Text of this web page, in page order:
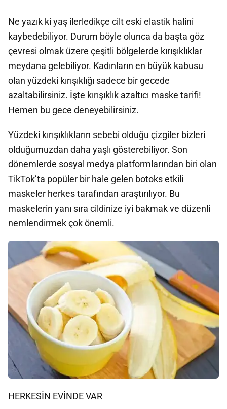
Ne yazık ki yaş ilerledikçe cilt eski elastik halini
kaybedebiliyor. Durum böyle olunca da başta göz
çevresi olmak üzere çeşitli bölgelerde kırışıklıklar
meydana gelebiliyor. Kadınların en büyük kabusu
olan yüzdeki kırışıklığı sadece bir gecede
azaltabilirsiniz. İşte kırışıklık azaltıcı maske tarifi!
Hemen bu gece deneyebilirsiniz.
Yüzdeki kırışıklıkların sebebi olduğu çizgiler bizleri
olduğumuzdan daha yaşlı gösterebiliyor. Son
dönemlerde sosyal medya platformlarından biri olan
TikTok’ta popüler bir hale gelen botoks etkili
maskeler herkes tarafından araştırılıyor. Bu
maskelerin yanı sıra cildinize iyi bakmak ve düzenli
nemlendirmek çok önemli.
HERKESİN EVİNDE VAR